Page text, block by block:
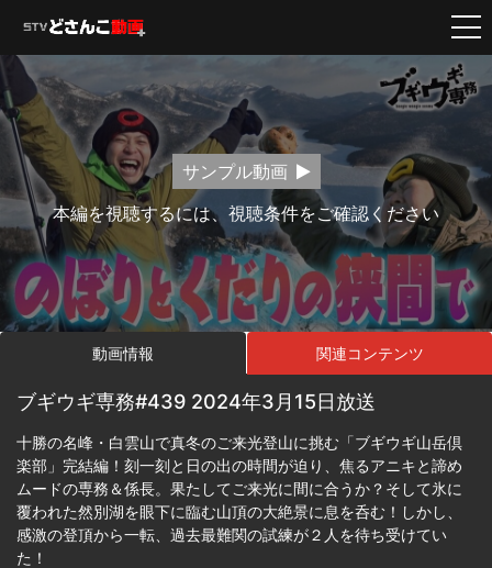
サンプル動画
本編を視聴するには、視聴条件をご確認ください
動画情報 関連コンテンツ
ブギウギ専務#439 2024年3月15日放送
十勝の名峰・白雲山で真冬のご来光登山に挑む「ブギウギ山岳倶
楽部」完結編！刻一刻と日の出の時間が迫り、焦るアニキと諦め
ムードの専務＆係長。果たしてご来光に間に合うか？そして氷に
覆われた然別湖を眼下に臨む山頂の大絶景に息を呑む！しかし、
感激の登頂から一転、過去最難関の試練が２人を待ち受けてい
た！